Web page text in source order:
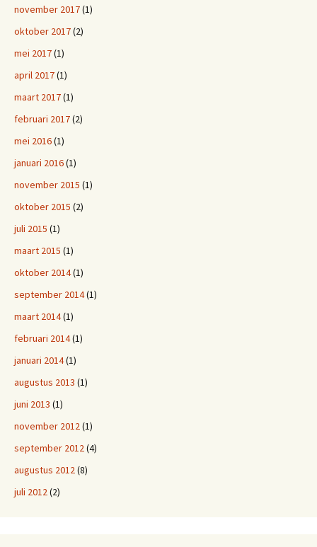
november 2017(1)
oktober 2017(2)
mei 2017(1)
april 2017(1)
maart 2017(1)
februari 2017(2)
mei 2016(1)
januari 2016(1)
november 2015 (1)
oktober 2015 (2)
juli 2015 (1)
maart 2015 (1)
oktober 2014(1)
september 2014(1)
maart 2014(1)
februari 2014(1)
januari 2014(1)
augustus 2013 (1)
juni 2013 (1)
november 2012(1)
september 2012(4)
augustus 2012(8)
juli 2012(2)